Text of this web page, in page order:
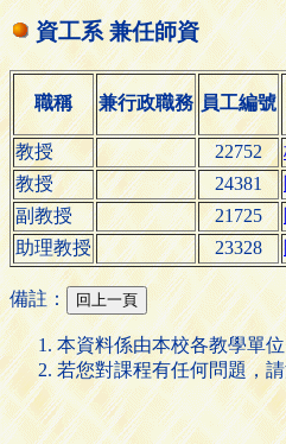
資工系 兼任師資
職稱 兼行政職務 員工編號
教授
22752
教授
24381
副教授
21725
助理教授
23328
備註：
本資料係由本校各教學單
若您對課程有任何問題，